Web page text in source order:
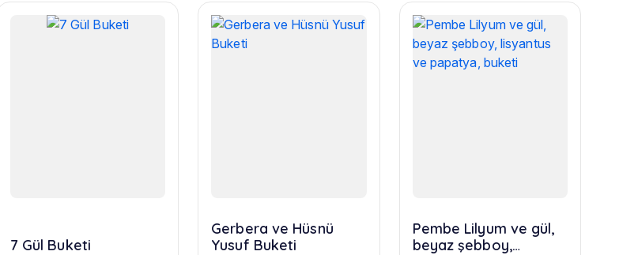
7 Gül Buketi
Gerbera ve Hüsnü
Yusuf Buketi
Pembe Lilyum ve gül,
beyaz şebboy,